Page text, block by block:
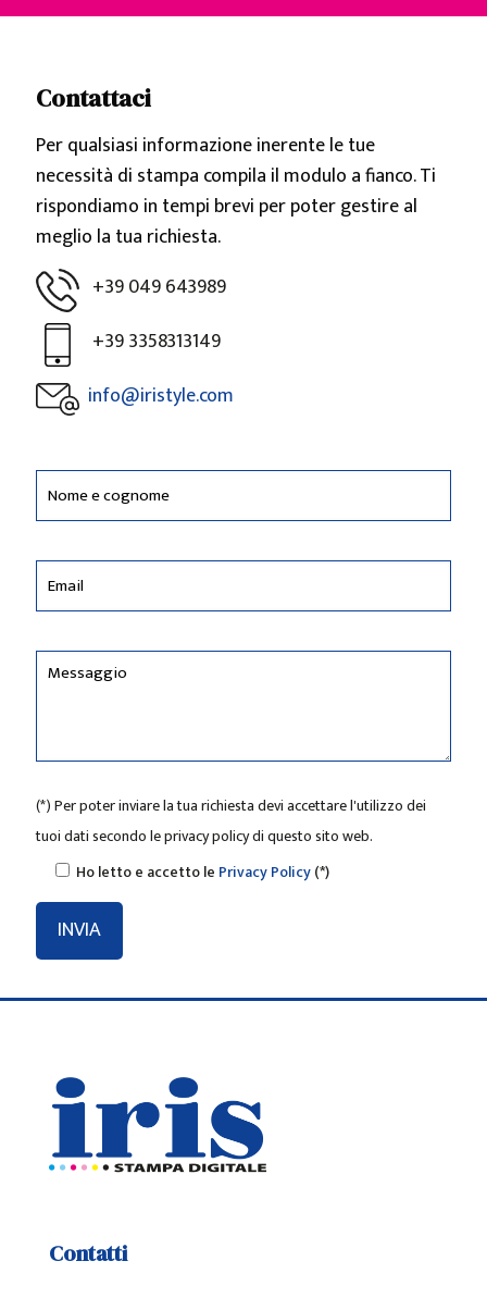
Contattaci
Per qualsiasi informazione inerente le tue
necessità di stampa compila il modulo a fianco. Ti
rispondiamo in tempi brevi per poter gestire al
meglio la tua richiesta.
+39 049 643989
+39 3358313149
info@iristyle.com
(*) Per poter inviare la tua richiesta devi accettare l'utilizzo dei
tuoi dati secondo le privacy policy di questo sito web.
Ho letto e accetto le Privacy Policy(*)
Contatti